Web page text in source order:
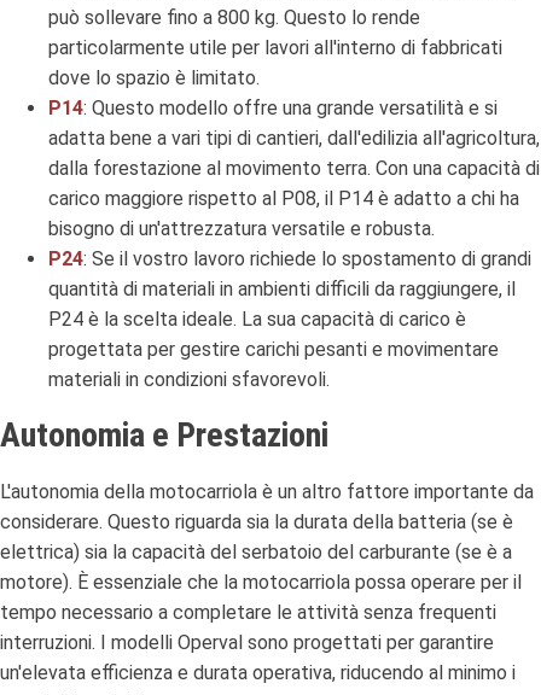
può sollevare fino a 800 kg. Questo lo rende
particolarmente utile per lavori all'interno di fabbricati
dove lo spazio è limitato.
P14: Questo modello offre una grande versatilità e si
adatta bene a vari tipi di cantieri, dall'edilizia all'agricoltura,
dalla forestazione al movimento terra. Con una capacità di
carico maggiore rispetto al P08, il P14 è adatto a chi ha
bisogno di un'attrezzatura versatile e robusta.
P24: Se il vostro lavoro richiede lo spostamento di grandi
quantità di materiali in ambienti difficili da raggiungere, il
P24 è la scelta ideale. La sua capacità di carico è
progettata per gestire carichi pesanti e movimentare
materiali in condizioni sfavorevoli.
Autonomia e Prestazioni
L'autonomia della motocarriola è un altro fattore importante da
considerare. Questo riguarda sia la durata della batteria (se è
elettrica) sia la capacità del serbatoio del carburante (se è a
motore). È essenziale che la motocarriola possa operare per il
tempo necessario a completare le attività senza frequenti
interruzioni. I modelli Operval sono progettati per garantire
un'elevata efficienza e durata operativa, riducendo al minimo i